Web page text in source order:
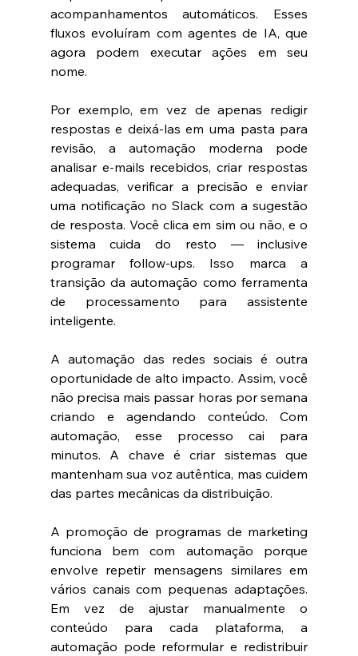
acompanhamentos automáticos. Esses
fluxos evoluíram com agentes de IA, que
agora podem executar ações em seu
nome.
Por exemplo, em vez de apenas redigir
respostas e deixá-las em uma pasta para
revisão, a automação moderna pode
analisar e-mails recebidos, criar respostas
adequadas, verificar a precisão e enviar
uma notificação no Slack com a sugestão
de resposta. Você clica em sim ou não, e o
sistema cuida do resto — inclusive
programar follow-ups. Isso marca a
transição da automação como ferramenta
de processamento para assistente
inteligente.
A automação das redes sociais é outra
oportunidade de alto impacto. Assim, você
não precisa mais passar horas por semana
criando e agendando conteúdo. Com
automação, esse processo cai para
minutos. A chave é criar sistemas que
mantenham sua voz autêntica, mas cuidem
das partes mecânicas da distribuição.
A promoção de programas de marketing
funciona bem com automação porque
envolve repetir mensagens similares em
vários canais com pequenas adaptações.
Em vez de ajustar manualmente o
conteúdo para cada plataforma, a
automação pode reformular e redistribuir